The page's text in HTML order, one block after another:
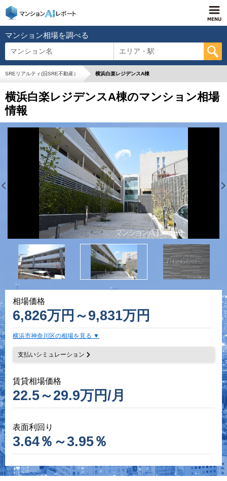
マンション相場を調べる
マンション名 エリア・駅
SREリアルティ(旧SRE不動産） 横浜白楽レジデンスA棟
横浜白楽レジデンスA棟のマンション相場
情報
相場価格
6,826万円～9,831万円
横浜市神奈川区の相場を見る
支払いシミュレーション
賃貸相場価格
22.5～29.9万円/月
表面利回り
3.64％～3.95％